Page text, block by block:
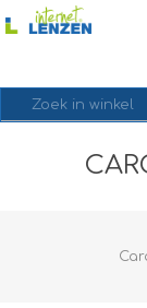
REGISTREREN